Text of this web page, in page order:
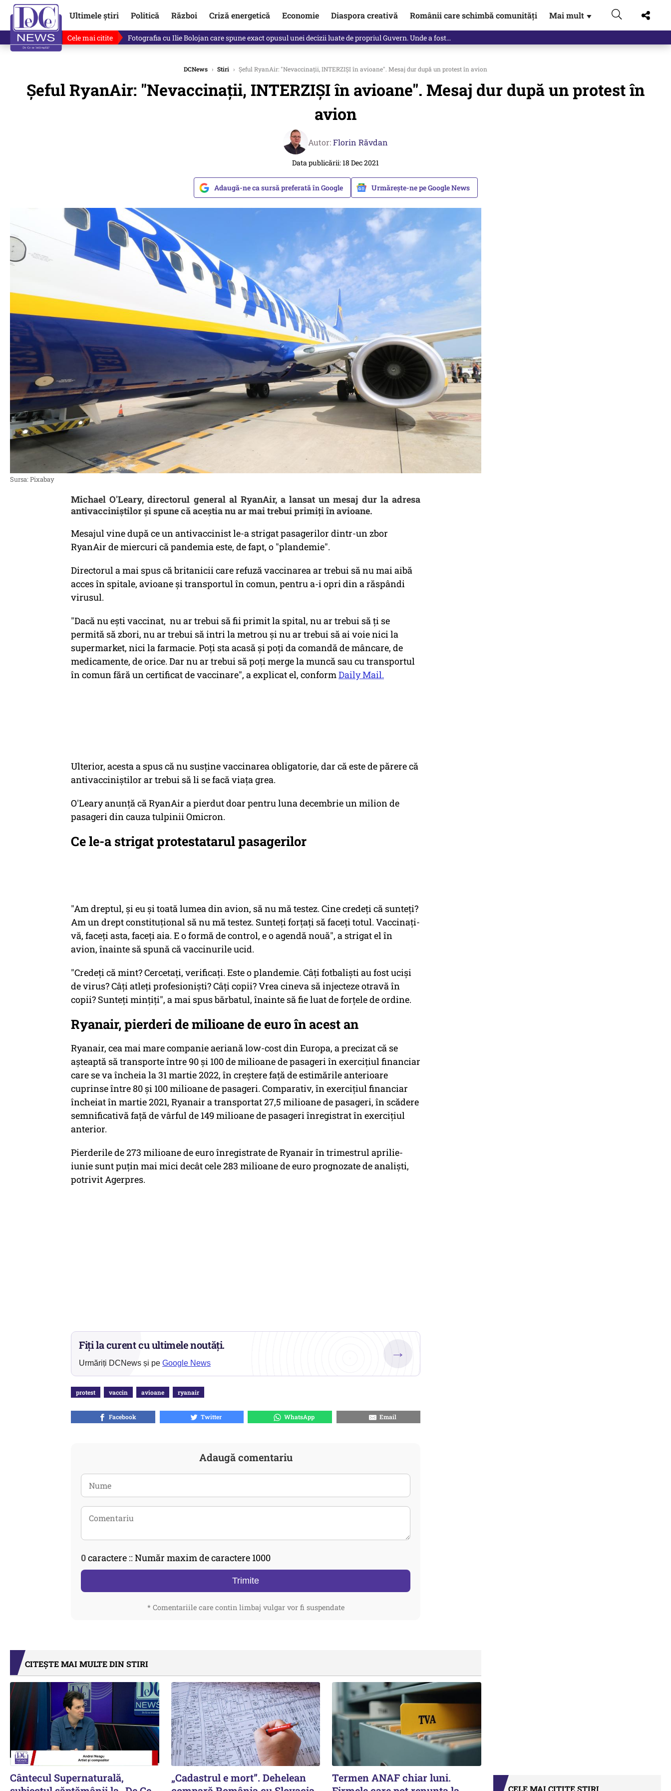
Ultimele știri Politică Război Criză energetică Economie Diaspora creativă Românii care schimbă comunități Mai mult ▼
Cele mai citite Lucruri neștiute despre Mihai Vîrdol, dezvăluite de o colegă. Povestea pilotului militar dincolo de…
DCNews › Stiri › Şeful RyanAir: "Nevaccinaţii, INTERZIŞI în avioane". Mesaj dur după un protest în avion
Şeful RyanAir: "Nevaccinaţii, INTERZIŞI în avioane". Mesaj dur după un protest în
avion
Autor:Florin Răvdan
Data publicării: 18 Dec 2021
Adaugă-ne ca sursă preferată în Google Urmărește-ne pe Google News
Sursa: Pixabay
Michael O'Leary, directorul general al RyanAir, a lansat un mesaj dur la adresa
antivacciniştilor şi spune că aceştia nu ar mai trebui primiţi în avioane.
Mesajul vine după ce un antivaccinist le-a strigat pasagerilor dintr-un zbor
RyanAir de miercuri că pandemia este, de fapt, o "plandemie".
Directorul a mai spus că britanicii care refuză vaccinarea ar trebui să nu mai aibă
acces în spitale, avioane şi transportul în comun, pentru a-i opri din a răspândi
virusul.
"Dacă nu eşti vaccinat, nu ar trebui să fii primit la spital, nu ar trebui să ţi se
permită să zbori, nu ar trebui să intri la metrou şi nu ar trebui să ai voie nici la
supermarket, nici la farmacie. Poţi sta acasă şi poţi da comandă de mâncare, de
medicamente, de orice. Dar nu ar trebui să poţi merge la muncă sau cu transportul
în comun fără un certificat de vaccinare", a explicat el, conformDaily Mail.
Ulterior, acesta a spus că nu susţine vaccinarea obligatorie, dar că este de părere că
antivacciniştilor ar trebui să li se facă viaţa grea.
O'Leary anunţă că RyanAir a pierdut doar pentru luna decembrie un milion de
pasageri din cauza tulpinii Omicron.
Ce le-a strigat protestatarul pasagerilor
"Am dreptul, şi eu şi toată lumea din avion, să nu mă testez. Cine credeţi că sunteţi?
Am un drept constituţional să nu mă testez. Sunteţi forţaţi să faceţi totul. Vaccinaţi-
vă, faceţi asta, faceţi aia. E o formă de control, e o agendă nouă", a strigat el în
avion, înainte să spună că vaccinurile ucid.
"Credeţi că mint? Cercetaţi, verificaţi. Este o plandemie. Câţi fotbalişti au fost ucişi
de virus? Câţi atleţi profesionişti? Câţi copii? Vrea cineva să injecteze otravă în
copii? Sunteţi minţiţi", a mai spus bărbatul, înainte să fie luat de forţele de ordine.
Ryanair, pierderi de milioane de euro în acest an
Ryanair, cea mai mare companie aeriană low-cost din Europa, a precizat că se
aşteaptă să transporte între 90 şi 100 de milioane de pasageri în exerciţiul financiar
care se va încheia la 31 martie 2022, în creştere faţă de estimările anterioare
cuprinse între 80 şi 100 milioane de pasageri. Comparativ, în exerciţiul financiar
încheiat în martie 2021, Ryanair a transportat 27,5 milioane de pasageri, în scădere
semnificativă faţă de vârful de 149 milioane de pasageri înregistrat în exerciţiul
anterior.
Pierderile de 273 milioane de euro înregistrate de Ryanair în trimestrul aprilie-
iunie sunt puţin mai mici decât cele 283 milioane de euro prognozate de analişti,
potrivit Agerpres.
Fiți la curent cu ultimele noutăți.
Urmăriți DCNews și pe Google News
→
protest vaccin avioane ryanair
Facebook Twitter WhatsApp Email
Adaugă comentariu
0caractere :: Număr maxim de caractere 1000
Trimite
* Comentariile care contin limbaj vulgar vor fi suspendate
CITEȘTE MAI MULTE DIN STIRI
Cântecul Supernaturală,
„Cadastrul e mort”. Dehelean
Termen ANAF chiar luni.
CELE MAI CITITE ȘTIRI